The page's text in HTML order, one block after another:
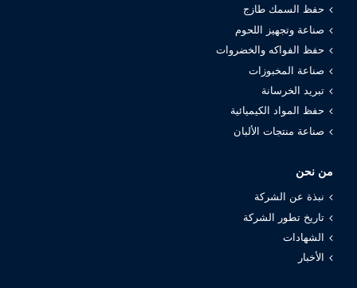
حفظ السمك طازج
صناعة وتجهيز اللحوم
حفظ الفواكه والخضروات
صناعة المخبوزات
تبريد الخرسانة
حفظ المواد الكيميائية
صناعة منتجات الألبان
من نحن
نبذة عن الشركة
تاريخ تطور الشركة
الشهادات
الأخبار